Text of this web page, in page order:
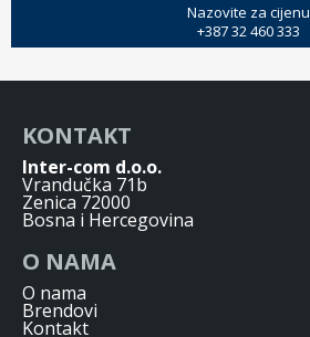
Nazovite za cijenu
+387 32 460 333
KONTAKT
Inter-com d.o.o.
Vrandučka 71b
Zenica 72000
Bosna i Hercegovina
O NAMA
O nama
Brendovi
Kontakt